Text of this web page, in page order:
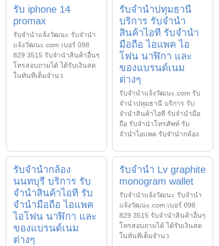
รับ iphone 14
promax
รับจํานําแจ้งวัฒนะ รับจํานํา
แจ้งวัฒนะ.com เบอร์ 098
829 3515 รับจำนำสินค้าอื่นๆ
โทรสอบถามได้ ได้รับเงินสด
ในทันทีเต็มจำนว
รับจำนำปทุมธานี
บริการ รับจำนำ
สินค้าไอที รับจำนำ
มือถือ ไอแพค ไอ
โฟน นาฬิกา และ
ของแบรนด์เนม
ต่างๆ
รับจํานําแจ้งวัฒนะ.com รับ
จำนำปทุมธานี บริการ รับ
จำนำสินค้าไอที รับจำนำมือ
ถือ รับจำนำโทรศัพท์ รับ
จำนำไอแพค รับจำนำกล้อง
รับจำนำกล้อง
นนทบุรี บริการ รับ
จำนำสินค้าไอที รับ
จำนำมือถือ ไอแพค
ไอโฟน นาฬิกา และ
ของแบรนด์เนม
ต่างๆ
รับจำนำ Lv graphite
monogram wallet
รับจํานําแจ้งวัฒนะ รับจํานํา
แจ้งวัฒนะ.com เบอร์ 098
829 3515 รับจำนำสินค้าอื่นๆ
โทรสอบถามได้ ได้รับเงินสด
ในทันทีเต็มจำนว